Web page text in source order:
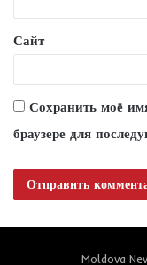
*
Сайт
Сохранить моё
браузере для
Moldova